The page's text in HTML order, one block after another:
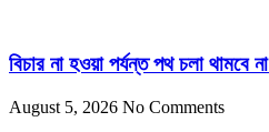
বিচার না হওয়া পর্যন্ত পথ চলা থামবে
August 5, 2026 No Comments